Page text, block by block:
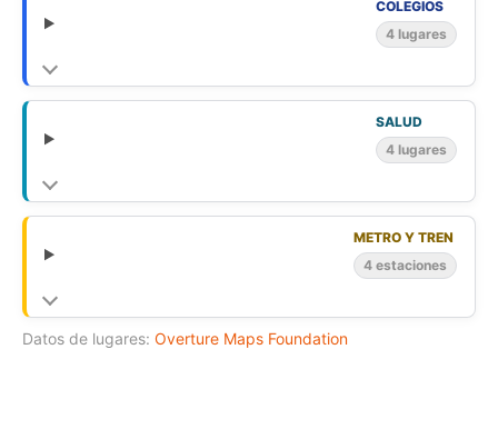
COLEGIOS
4 lugares
SALUD
4 lugares
METRO Y TREN
4 estaciones
Datos de lugares: Overture Maps Foundation